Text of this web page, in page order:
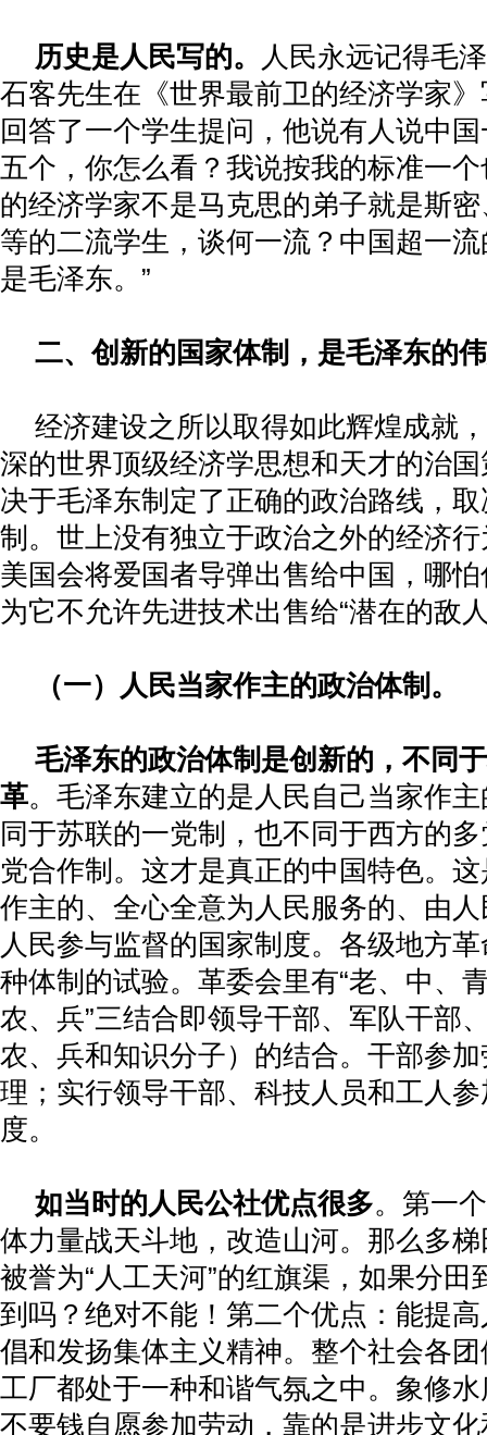
历史是人民写的。
人民永远记得毛
石客先生在《世界最前卫的经济学家
回答了一个学生提问，他说有人说中
五个，你怎么看？我说按我的标准一
的经济学家不是马克思的弟子就是斯
等的二流学生，谈何一流？中国超一
是毛泽东。”
二、创新的国家体制，是毛泽东的
经济建设之所以取得如此辉煌成就
深的世界顶级经济学思想和天才的治
决于毛泽东制定了正确的政治路线，
制。世上没有独立于政治之外的经济
美国会将爱国者导弹出售给中国，哪
为它不允许先进技术出售给“潜在的敌
（一）人民当家作主的政治体制。
毛泽东的政治体制是创新的，不同
革。毛泽东建立的是人民自己当家作
同于苏联的一党制，也不同于西方的
党合作制。这才是真正的中国特色。
作主的、全心全意为人民服务的、由
人民参与监督的国家制度。各级地方
种体制的试验。革委会里有“老、中、
农、兵”三结合即领导干部、军队干部
农、兵和知识分子）的结合。干部参
理；实行领导干部、科技人员和工人
度。
如当时的人民公社优点很多。第一
体力量战天斗地，改造山河。那么多
被誉为“人工天河”的红旗渠，如果分田
到吗？绝对不能！第二个优点：能提
倡和发扬集体主义精神。整个社会各
工厂都处于一种和谐气氛之中。象修
不要钱自愿参加劳动，靠的是进步文